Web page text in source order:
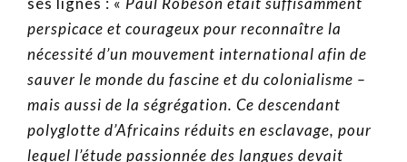
perspicace et courageux pour reconnaître la
nécessité d’un mouvement international afin de
sauver le monde du fascine et du colonialisme –
mais aussi de la ségrégation. Ce descendant
polyglotte d’Africains réduits en esclavage, pour
lequel l’étude passionnée des langues devait